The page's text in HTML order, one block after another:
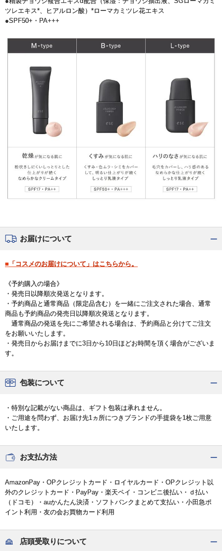
ツレエキス*、ヒアルロン酸）*ローマカミツレ花エキス
●SPF50+・PA+++
お届けについて
■「コスメのお届けについて」はこちらから。
《予約購入の場合》
・発売日以降順次発送となります。
・予約商品と通常商品（限定品含む）を一緒にご注文された場合、通常
商品も予約商品の発売日以降順次発送となります。
通常商品の発送を先にご希望される場合は、予約商品と分けてご注文
をお願いいたします。
・発売日からお届けまでに3日から10日ほどお時間を頂く場合がございま
す。
包装について
・特別な記載がない商品は、ギフト包装は承れません。
・ご用途を問わず、お届け先1ヵ所につきブランドの手提袋を1枚ご用意
いたします。
お支払方法
AmazonPay・OPクレジットカード・ロイヤルカード・OPクレジット以
外のクレジットカード・PayPay・楽天ペイ・コンビニ後払い・ｄ払い
（ドコモ）・auかんたん決済・ソフトバンクまとめて支払い・小田急ポ
イント利用・友の会お買物カード利用
店頭受取りについて